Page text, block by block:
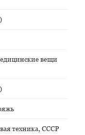
вещи
техника, СССР